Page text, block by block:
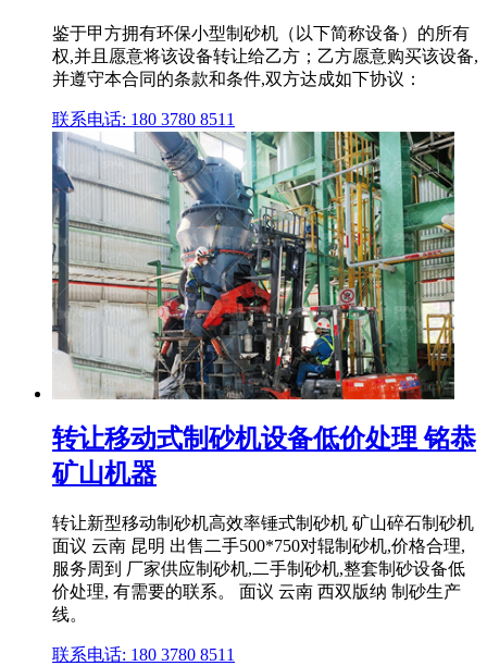
鉴于甲方拥有环保小型制砂机（以下简称设备）的所有
权,并且愿意将该设备转让给乙方；乙方愿意购买该设备,
并遵守本合同的条款和条件,双方达成如下协议：
联系电话: 180 3780 8511
转让移动式制砂机设备低价处理 铭恭
矿山机器
转让新型移动制砂机高效率锤式制砂机 矿山碎石制砂机
面议 云南 昆明 出售二手500*750对辊制砂机,价格合理,
服务周到 厂家供应制砂机,二手制砂机,整套制砂设备低
价处理, 有需要的联系。 面议 云南 西双版纳 制砂生产
线。
联系电话: 180 3780 8511